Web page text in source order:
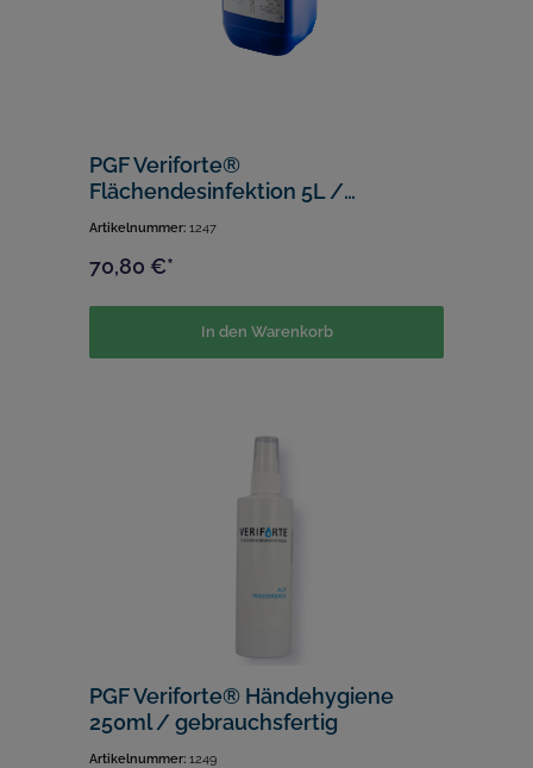
PGF Veriforte®
Flächendesinfektion 5L /
gebrauchsfertig
Artikelnummer: 1247
70,80 €*
In den Warenkorb
PGF Veriforte® Händehygiene
250ml / gebrauchsfertig
Artikelnummer: 1249